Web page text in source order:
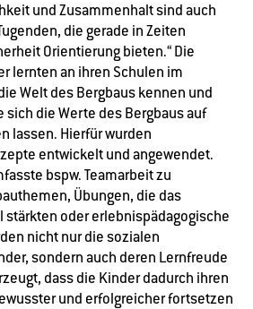
und Zusammenhalt sind auch
die gerade in Zeiten
Orientierung bieten.“ Die
lernten an ihren Schulen im
Welt des Bergbaus kennen und
sich die Werte des Bergbaus auf
lassen. Hierfür wurden
entwickelt und angewendet.
bspw. Teamarbeit zu
Übungen, die das
oder erlebnispädagogische
nicht nur die sozialen
sondern auch deren Lernfreude
dass die Kinder dadurch ihren
und erfolgreicher fortsetzen